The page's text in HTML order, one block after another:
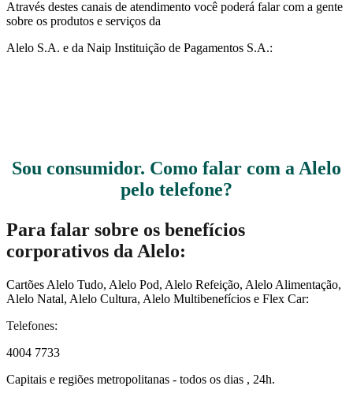
Através destes canais de atendimento você poderá falar com a gente
sobre os produtos e serviços da
Alelo S.A. e da Naip Instituição de Pagamentos S.A.:
Sou consumidor. Como falar com a Alelo
pelo telefone?
Para falar sobre os benefícios
corporativos da Alelo:
Cartões Alelo Tudo, Alelo Pod, Alelo Refeição, Alelo Alimentação,
Alelo Natal, Alelo Cultura, Alelo Multibenefícios e Flex Car:
Telefones:
4004 7733
Capitais e regiões metropolitanas - todos os dias , 24h.